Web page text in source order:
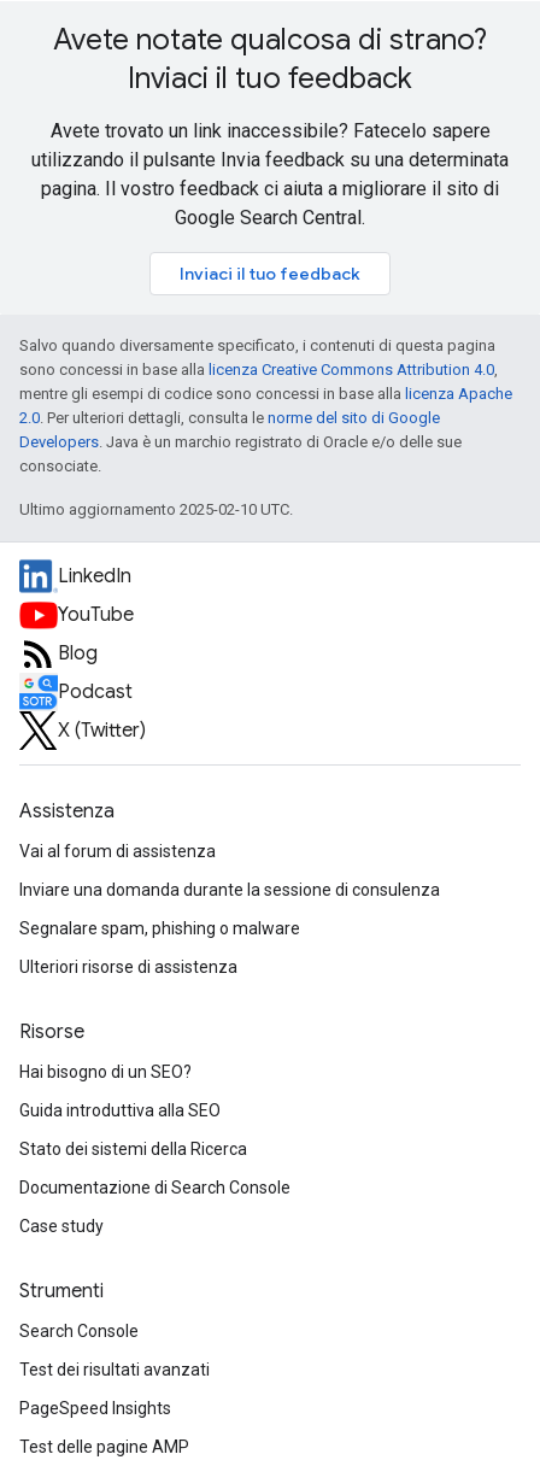
Avete notate qualcosa di strano?
Inviaci il tuo feedback
Avete trovato un link inaccessibile? Fatecelo sapere
utilizzando il pulsante Invia feedback su una determinata
pagina. Il vostro feedback ci aiuta a migliorare il sito di
Google Search Central.
Inviaci il tuo feedback
Salvo quando diversamente specificato, i contenuti di questa pagina
sono concessi in base alla licenza Creative Commons Attribution 4.0,
mentre gli esempi di codice sono concessi in base alla licenza Apache
2.0. Per ulteriori dettagli, consulta le norme del sito di Google
Developers. Java è un marchio registrato di Oracle e/o delle sue
consociate.
Ultimo aggiornamento 2025-02-10 UTC.
LinkedIn
YouTube
Blog
Podcast
X (Twitter)
Assistenza
Vai al forum di assistenza
Inviare una domanda durante la sessione di consulenza
Segnalare spam, phishing o malware
Ulteriori risorse di assistenza
Risorse
Hai bisogno di un SEO?
Guida introduttiva alla SEO
Stato dei sistemi della Ricerca
Documentazione di Search Console
Case study
Strumenti
Search Console
Test dei risultati avanzati
PageSpeed Insights
Test delle pagine AMP